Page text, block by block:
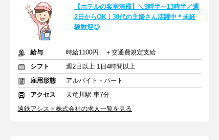
【ホテルの客室清掃】＼9時半～13時半／週
2日からOK！30代の主婦さん活躍中＊未経
験歓迎◎
給与
時給1100円 ＋交通費規定支給
シフト
週2日以上 1日4時間以上
雇用形態
アルバイト・パート
アクセス
天竜川駅 車7分
遠鉄アシスト株式会社の求人一覧を見る